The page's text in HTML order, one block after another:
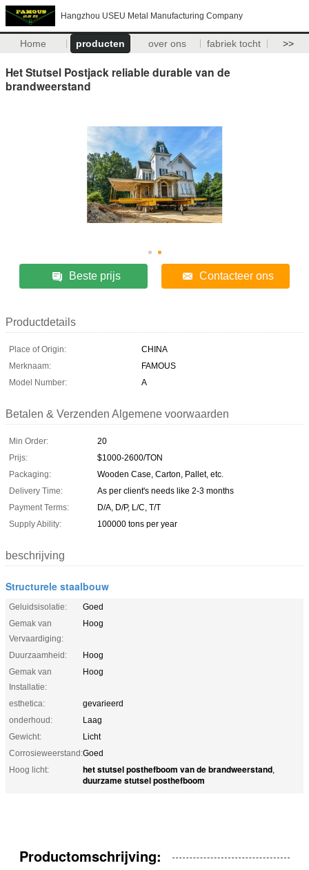
Hangzhou USEU Metal Manufacturing Company
Home producten over ons fabriek tocht >>
Het Stutsel Postjack reliable durable van de
brandweerstand
Beste prijs Contacteer ons
Productdetails
Place of Origin:
CHINA
Merknaam:
FAMOUS
Model Number:
A
Betalen & Verzenden Algemene voorwaarden
Min Order:
20
Prijs:
$1000-2600/TON
Packaging:
Wooden Case, Carton, Pallet, etc.
Delivery Time:
As per client's needs like 2-3 months
Payment Terms:
D/A, D/P, L/C, T/T
Supply Ability:
100000 tons per year
beschrijving
Structurele staalbouw
Geluidsisolatie:
Goed
Gemak van
Vervaardiging:
Hoog
Duurzaamheid:
Hoog
Gemak van
Installatie:
Hoog
esthetica:
gevarieerd
onderhoud:
Laag
Gewicht:
Licht
Corrosieweerstand:Goed
Hoog licht:
het stutsel posthefboom van de brandweerstand,
duurzame stutsel posthefboom
Productomschrijving: